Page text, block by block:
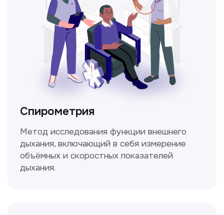
Не нашли нужную
информацию в прайсе?
уточним!